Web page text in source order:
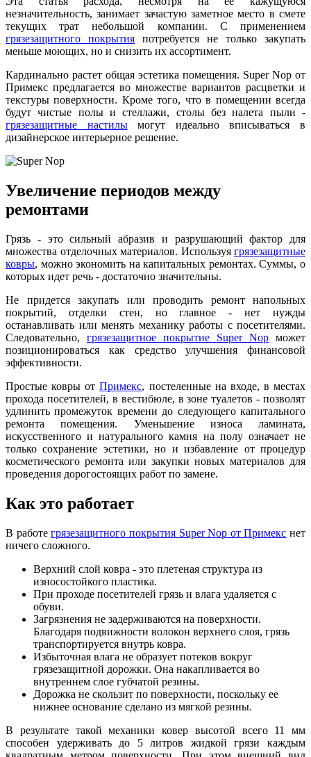
незначительность, занимает зачастую заметное место в смете
текущих трат небольшой компании. С применением
грязезащитного покрытия потребуется не только закупать
меньше моющих, но и снизить их ассортимент.
Кардинально растет общая эстетика помещения. Super Nop от
Примекс предлагается во множестве вариантов расцветки и
текстуры поверхности. Кроме того, что в помещении всегда
будут чистые полы и стеллажи, столы без налета пыли -
грязезащитные настилымогут идеально вписываться в
дизайнерское интерьерное решение.
Увеличение периодов между
ремонтами
Грязь - это сильный абразив и разрушающий фактор для
множества отделочных материалов. Используя грязезащитные
ковры, можно экономить на капитальных ремонтах. Суммы, о
которых идет речь - достаточно значительны.
Не придется закупать или проводить ремонт напольных
покрытий, отделки стен, но главное - нет нужды
останавливать или менять механику работы с посетителями.
Следовательно, грязезащитное покрытие Super Nop может
позиционироваться как средство улучшения финансовой
эффективности.
Простые ковры отПримекс, постеленные на входе, в местах
прохода посетителей, в вестибюле, в зоне туалетов - позволят
удлинить промежуток времени до следующего капитального
ремонта помещения. Уменьшение износа ламината,
искусственного и натурального камня на полу означает не
только сохранение эстетики, но и избавление от процедур
косметического ремонта или закупки новых материалов для
проведения дорогостоящих работ по замене.
Как это работает
В работегрязезащитного покрытия Super Nop от Примекс нет
ничего сложного.
Верхний слой ковра - это плетеная структура из
износостойкого пластика.
При проходе посетителей грязь и влага удаляется с
обуви.
Загрязнения не задерживаются на поверхности.
Благодаря подвижности волокон верхнего слоя, грязь
транспортируется внутрь ковра.
Избыточная влага не образует потеков вокруг
грязезащитной дорожки. Она накапливается во
внутреннем слое губчатой резины.
Дорожка не скользит по поверхности, поскольку ее
нижнее основание сделано из мягкой резины.
В результате такой механики ковер высотой всего 11 мм
способен удерживать до 5 литров жидкой грязи каждым